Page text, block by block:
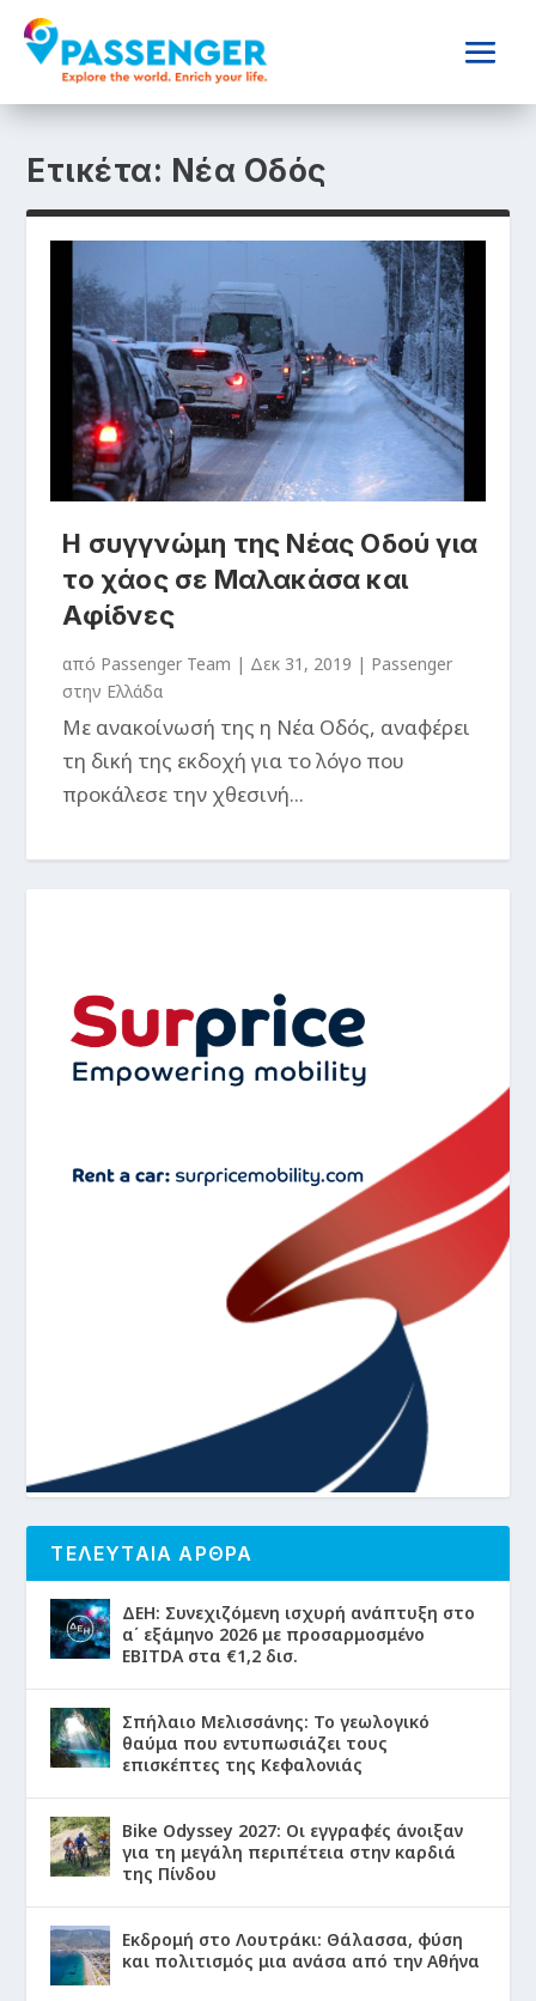
Ετικέτα: Νέα Οδός
Η συγγνώμη της Νέας Οδού για
το χάος σε Μαλακάσα και
Αφίδνες
από Passenger Team | Δεκ 31, 2019 | Passenger
στην Ελλάδα
Με ανακοίνωσή της η Νέα Οδός, αναφέρει
τη δική της εκδοχή για το λόγο που
προκάλεσε την χθεσινή...
ΤΕΛΕΥΤΑΙΑ ΑΡΘΡΑ
ΔΕΗ: Συνεχιζόμενη ισχυρή ανάπτυξη στο
α΄ εξάμηνο 2026 με προσαρμοσμένο
EBITDA στα €1,2 δισ.
Σπήλαιο Μελισσάνης: Το γεωλογικό
θαύμα που εντυπωσιάζει τους
επισκέπτες της Κεφαλονιάς
Bike Odyssey 2027: Οι εγγραφές άνοιξαν
για τη μεγάλη περιπέτεια στην καρδιά
της Πίνδου
Εκδρομή στο Λουτράκι: Θάλασσα, φύση
και πολιτισμός μια ανάσα από την Αθήνα